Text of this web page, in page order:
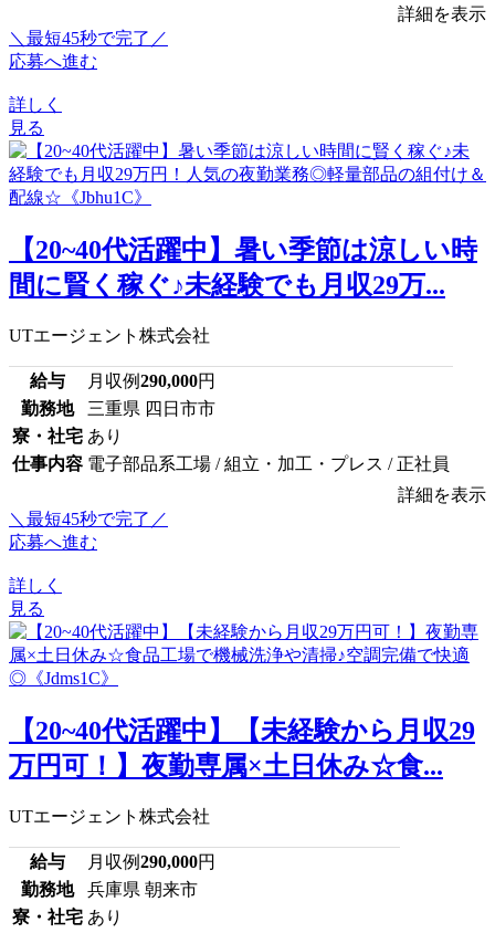
詳細を表示
＼最短45秒で完了／
応募へ進む
詳しく
見る
【20~40代活躍中】暑い季節は涼しい時
間に賢く稼ぐ♪未経験でも月収29万...
UTエージェント株式会社
給与 月収例290,000円
勤務地
三重県 四日市市
寮・社宅 あり
仕事内容 電子部品系工場 / 組立・加工・プレス / 正社員
詳細を表示
＼最短45秒で完了／
応募へ進む
詳しく
見る
【20~40代活躍中】【未経験から月収29
万円可！】夜勤専属×土日休み☆食...
UTエージェント株式会社
給与 月収例290,000円
勤務地
兵庫県 朝来市
寮・社宅 あり